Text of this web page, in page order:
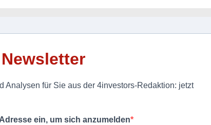
Analysen für Sie aus der 4investors-Redaktion: jetzt
ein, um sich anzumelden